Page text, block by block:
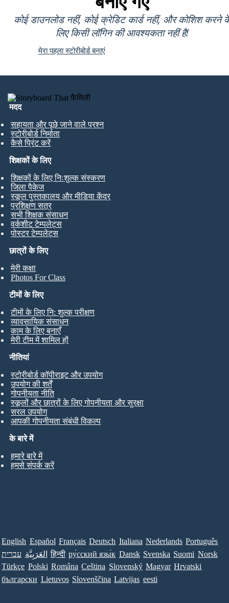
कोई डाउनलोड नहीं, कोई क्रेडिट कार्ड नहीं, और कोशिश करने
लिए किसी लॉगिन की आवश्यकता नहीं है!
मेरा पहला स्टोरीबोर्ड बनाएं
मदद
सहायता और पूछे जाने वाले प्रश्न
स्टोरीबोर्ड निर्माता
कैसे प्रिंट करें
छात्रों के लिए
मेरी कक्षा
Photos For Class
शिक्षकों के लिए
शिक्षकों के लिए निःशुल्क संस्करण
जिला पैकेज
स्कूल पुस्तकालय और मीडिया केंद्र
प्रशिक्षण सत्र
सभी शिक्षक संसाधन
वर्कशीट टेम्पलेट्स
पोस्टर टेम्पलेट्स
टीमों के लिए
टीमों के लिए नि: शुल्क परीक्षण
व्यावसायिक संसाधन
काम के लिए बनाएँ
मेरी टीम में शामिल हों
के बारे में
हमारे बारे में
हमसे संपर्क करें
नीतियां
स्टोरीबोर्ड कॉपीराइट और उपयोग
उपयोग की शर्तें
गोपनीयता नीति
स्कूलों और छात्रों के लिए गोपनीयता और सुरक्षा
सरल उपयोग
आपकी गोपनीयता संबंधी विकल्प
English Español Français Deutsch Italiana Nederlands Português
עברית العَرَبِيَّة हिन्दी ру́сский язы́к Dansk Svenska Suomi Norsk
Türkçe Polski Româna Ceština Slovenský Magyar Hrvatski
български Lietuvos Slovenščina Latvijas eesti